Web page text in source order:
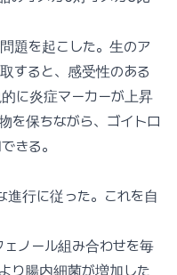
題を起こした。生のア
すると、感受性のある
に炎症マーカーが上昇
を保ちながら、ゴイトロ
きる。
行に従った。これを自
ェノール組み合わせを毎
り腸内細菌が増加した